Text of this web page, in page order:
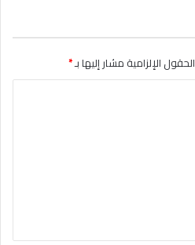
الحقول الإلزامية مشار إليها بـ*